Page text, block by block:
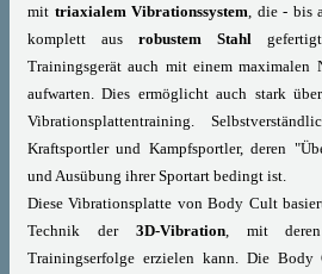
mit triaxialem Vibrationssystem , die - bis
komplett aus robustem Stahl
Trainingsgerät auch mit einem maximalen
aufwarten. Dies ermöglicht auch stark
Vibrationsplattentraining.
Kraftsportler und Kampfsportler, deren
und Ausübung ihrer Sportart bedingt ist.
Diese Vibrationsplatte von Body Cult
Technik der 3D-Vibration, mit
Trainingserfolge erzielen kann. Die